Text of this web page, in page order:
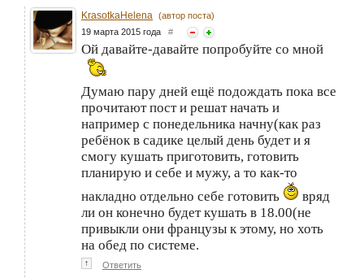
KrasotkaHelena (автор поста)
19 марта 2015 года #
Ой давайте-давайте попробуйте со мной
Думаю пару дней ещё подождать пока все
прочитают пост и решат начать и
например с понедельника начну(как раз
ребёнок в садике целый день будет и я
смогу кушать приготовить, готовить
планирую и себе и мужу, а то как-то
накладно отдельно себе готовить
вряд
ли он конечно будет кушать в 18.00(не
привыкли они французы к этому, но хоть
на обед по системе.
↑ Ответить